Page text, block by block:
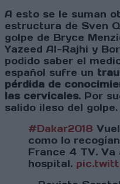
A esto se le suman
estructura de Sven
golpe de Bryce
Yazeed Al-Rajhi y
podido saber el
español sufre un
pérdida de
las cervicales. Por
salido ileso del golpe.
#Dakar2018
como lo
France 4 TV. Va
hospital.